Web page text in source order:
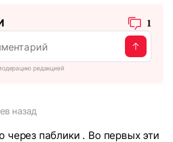
1
редакцией
назад
через паблики . Во первых эти